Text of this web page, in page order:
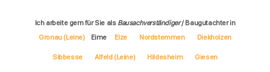
Ich arbeite gern für Sie als Bausachverständiger/ Baugutachter in
Gronau (Leine)
Eime Elze Nordstemmen Diekholzen
Sibbesse Alfeld (Leine) Hildesheim Giesen